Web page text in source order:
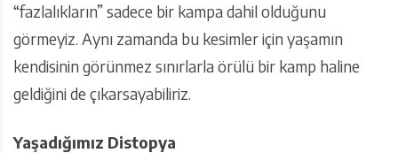
“fazlalıkların” sadece bir kampa dahil olduğunu
görmeyiz. Aynı zamanda bu kesimler için yaşamın
kendisinin görünmez sınırlarla örülü bir kamp haline
geldiğini de çıkarsayabiliriz.
Yaşadığımız Distopya